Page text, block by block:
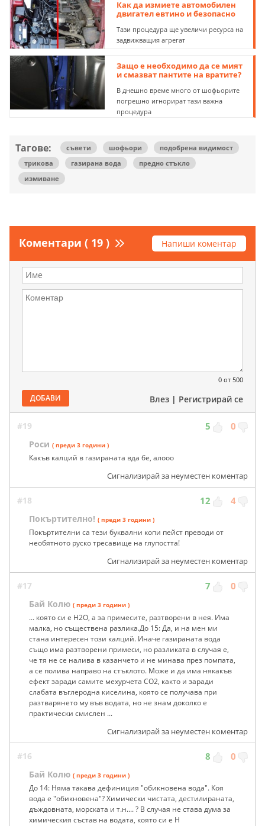
Как да измиете автомобилен
двигател евтино и безопасно
Тази процедура ще увеличи ресурса на
задвижващия агрегат
Защо е необходимо да се мият
и смазват пантите на вратите?
В днешно време много от шофьорите
погрешно игнорират тази важна
процедура
Тагове: съвети шофьори
подобрена видимост
трикова
газирана вода
предно стъкло
измиване
Коментари ( 19 ) Напиши коментар
0 от 500
ДОБАВИ Влез | Регистрирай се
#19 5 0
Роси ( преди 3 години )
Какъв калций в газираната вда бе, алооо
Сигнализирай за неуместен коментар
#18 12 4
Покъртително! ( преди 3 години )
Покъртителни са тези буквални копи пейст преводи от
необятното руско тресавище на глупостта!
Сигнализирай за неуместен коментар
#17 7 0
Бай Колю ( преди 3 години )
... която си е H2O, а за примесите, разтворени в нея. Има
малка, но съществена разлика.До 15: Да, и на мен ми
стана интересен този калций. Иначе газираната вода
също има разтворени примеси, но разликата в случая е,
че тя не се налива в казанчето и не минава през помпата,
а се полива направо на стъклото. Може и да има някакъв
ефект заради самите мехурчета CO2, както и заради
слабата въглеродна киселина, която се получава при
разтварянето му във водата, но не знам доколко е
практически смислен ...
Сигнализирай за неуместен коментар
#16 8 0
Бай Колю ( преди 3 години )
До 14: Няма такава дефиниция "обикновена вода". Коя
вода е "обикновена"? Химически чистата, дестилираната,
дъждовната, морската и т.н.... ? В случая не става дума за
химическия състав на водата, която си е H